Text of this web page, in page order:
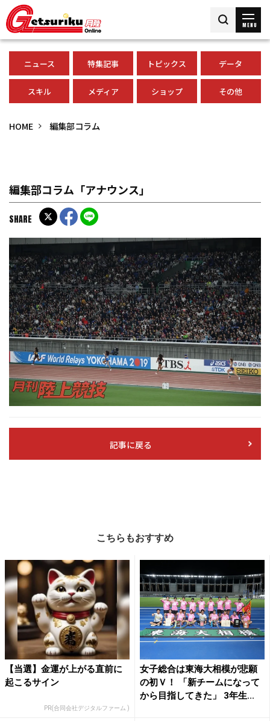
MENU
ニュース 特集記事 トピックス データ
スキル メディア ショップ その他
HOME 編集部コラム
編集部コラム「アナウンス」
SHARE
記事に戻る
こちらもおすすめ
【当選】金運が上がる直前に
起こるサイン
PR(合同会社デジタルファーム )
女子総合は東海大相模が悲願
の初Ｖ！ 「新チームになって
から目指してきた」 3年生...